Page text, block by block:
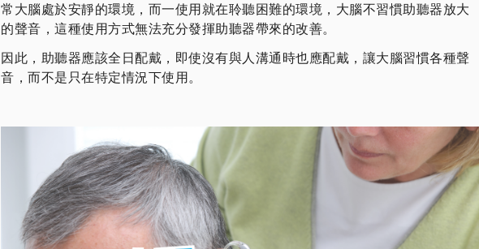
常大腦處於安靜的環境，而一使用就在聆聽困難的環境，大腦不習慣助聽器放大
的聲音，這種使用方式無法充分發揮助聽器帶來的改善。
因此，助聽器應該全日配戴，即使沒有與人溝通時也應配戴，讓大腦習慣各種聲
音，而不是只在特定情況下使用。